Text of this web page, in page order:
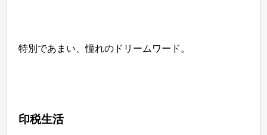
特別であまい、憧れのドリームワード。
印税生活